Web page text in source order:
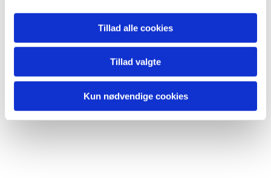
Tillad alle cookies
Tillad valgte
Kun nødvendige cookies
lide...